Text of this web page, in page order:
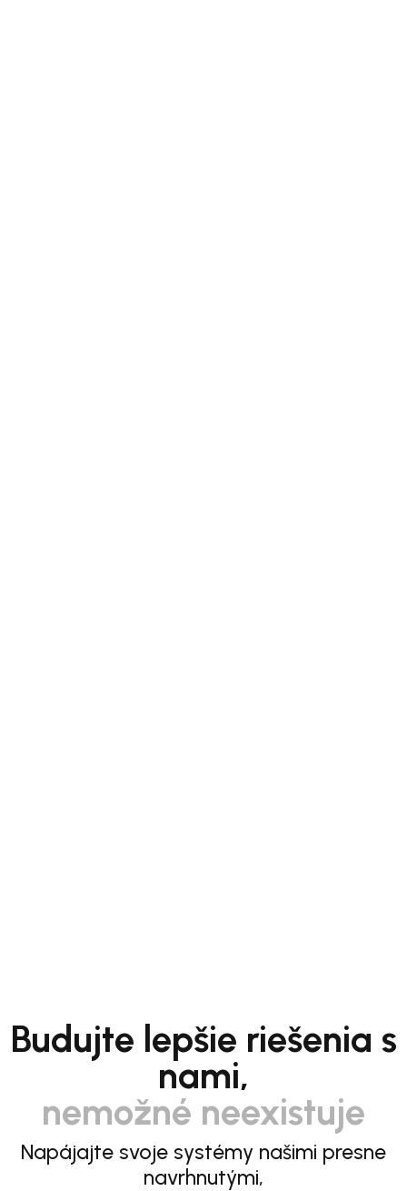
Budujte lepšie riešenia s
nami,
nemožné neexistuje
Napájajte svoje systémy našimi presne
navrhnutými,